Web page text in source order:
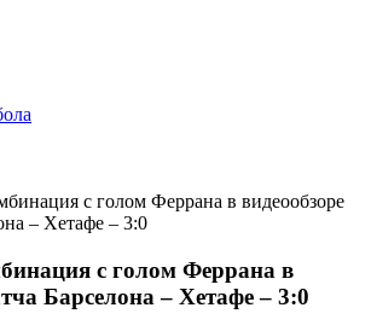
с голом Феррана в видеообзоре
– Хетафе – 3:0
с голом Феррана в
Барселона – Хетафе – 3:0